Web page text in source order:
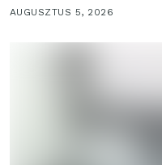
AUGUSZTUS 5, 2026